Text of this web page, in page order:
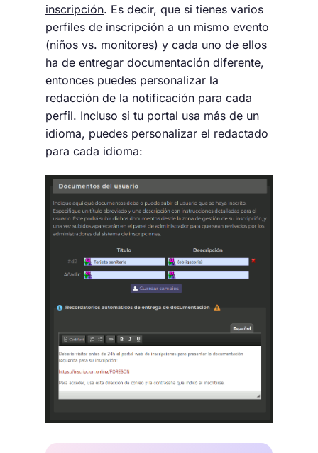
inscripción. Es decir, que si tienes varios
perfiles de inscripción a un mismo evento
(niños vs. monitores) y cada uno de ellos
ha de entregar documentación diferente,
entonces puedes personalizar la
redacción de la notificación para cada
perfil. Incluso si tu portal usa más de un
idioma, puedes personalizar el redactado
para cada idioma: